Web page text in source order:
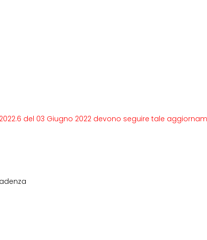
del 03 Giugno 2022 devono seguire tale